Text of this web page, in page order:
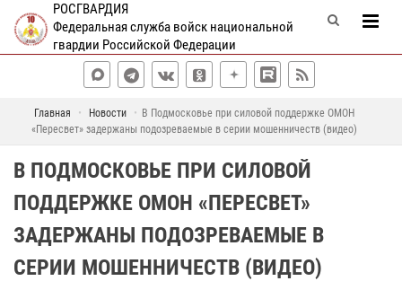
РОСГВАРДИЯ
Федеральная служба войск национальной
гвардии Российской Федерации
Главная Новости
В Подмосковье при силовой поддержке ОМОН
«Пересвет» задержаны подозреваемые в серии мошенничеств (видео)
В ПОДМОСКОВЬЕ ПРИ СИЛОВОЙ
ПОДДЕРЖКЕ ОМОН «ПЕРЕСВЕТ»
ЗАДЕРЖАНЫ ПОДОЗРЕВАЕМЫЕ В
СЕРИИ МОШЕННИЧЕСТВ (ВИДЕО)